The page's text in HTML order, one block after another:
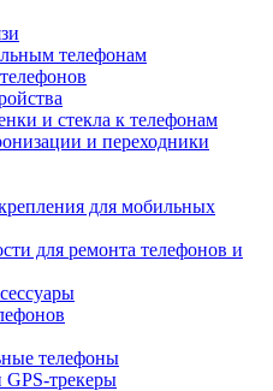
телефонам
и стекла к телефонам
и переходники
для мобильных
для ремонта телефонов и
телефоны
трекеры